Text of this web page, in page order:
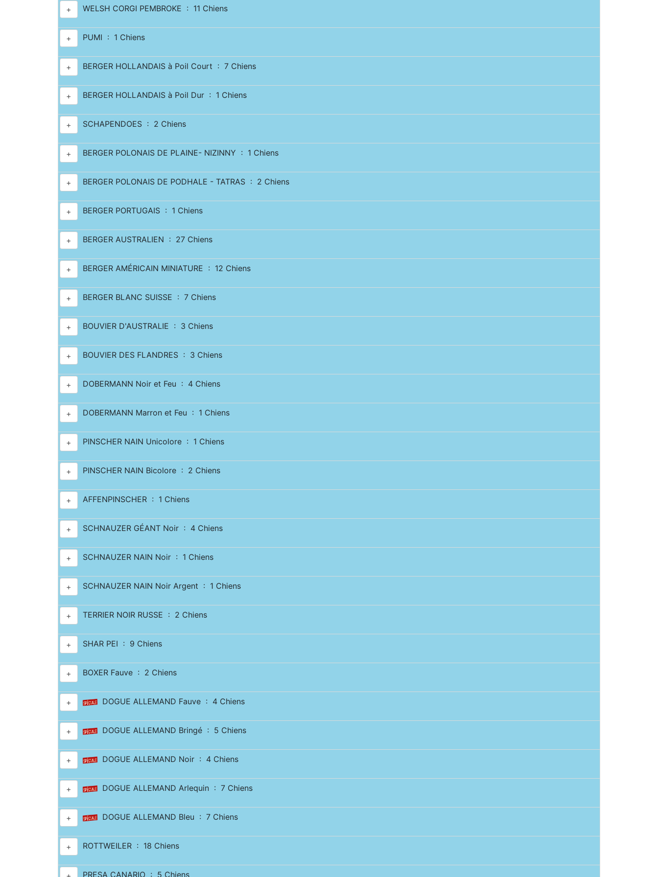
+ WELSH CORGI PEMBROKE : 11 Chiens
+ PUMI : 1 Chiens
+ BERGER HOLLANDAIS à Poil Court : 7 Chiens
+ BERGER HOLLANDAIS à Poil Dur : 1 Chiens
+ SCHAPENDOES : 2 Chiens
+ BERGER POLONAIS DE PLAINE- NIZINNY : 1 Chiens
+ BERGER POLONAIS DE PODHALE - TATRAS : 2 Chiens
+ BERGER PORTUGAIS : 1 Chiens
+ BERGER AUSTRALIEN : 27 Chiens
+ BERGER AMÉRICAIN MINIATURE : 12 Chiens
+ BERGER BLANC SUISSE : 7 Chiens
+ BOUVIER D'AUSTRALIE : 3 Chiens
+ BOUVIER DES FLANDRES : 3 Chiens
+ DOBERMANN Noir et Feu : 4 Chiens
+ DOBERMANN Marron et Feu : 1 Chiens
+ PINSCHER NAIN Unicolore : 1 Chiens
+ PINSCHER NAIN Bicolore : 2 Chiens
+ AFFENPINSCHER : 1 Chiens
+ SCHNAUZER GÉANT Noir : 4 Chiens
+ SCHNAUZER NAIN Noir : 1 Chiens
+ SCHNAUZER NAIN Noir Argent : 1 Chiens
+ TERRIER NOIR RUSSE : 2 Chiens
+ SHAR PEI : 9 Chiens
+ BOXER Fauve : 2 Chiens
+ DOGUE ALLEMAND Fauve : 4 Chiens
+ DOGUE ALLEMAND Bringé : 5 Chiens
+ DOGUE ALLEMAND Noir : 4 Chiens
+ DOGUE ALLEMAND Arlequin : 7 Chiens
+ DOGUE ALLEMAND Bleu : 7 Chiens
+ ROTTWEILER : 18 Chiens
PRESA CANARIO : 5 Chiens